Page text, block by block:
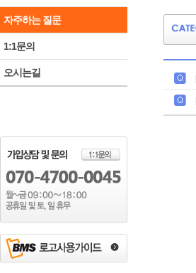
자주하는 질문
1:1문의
오시는길